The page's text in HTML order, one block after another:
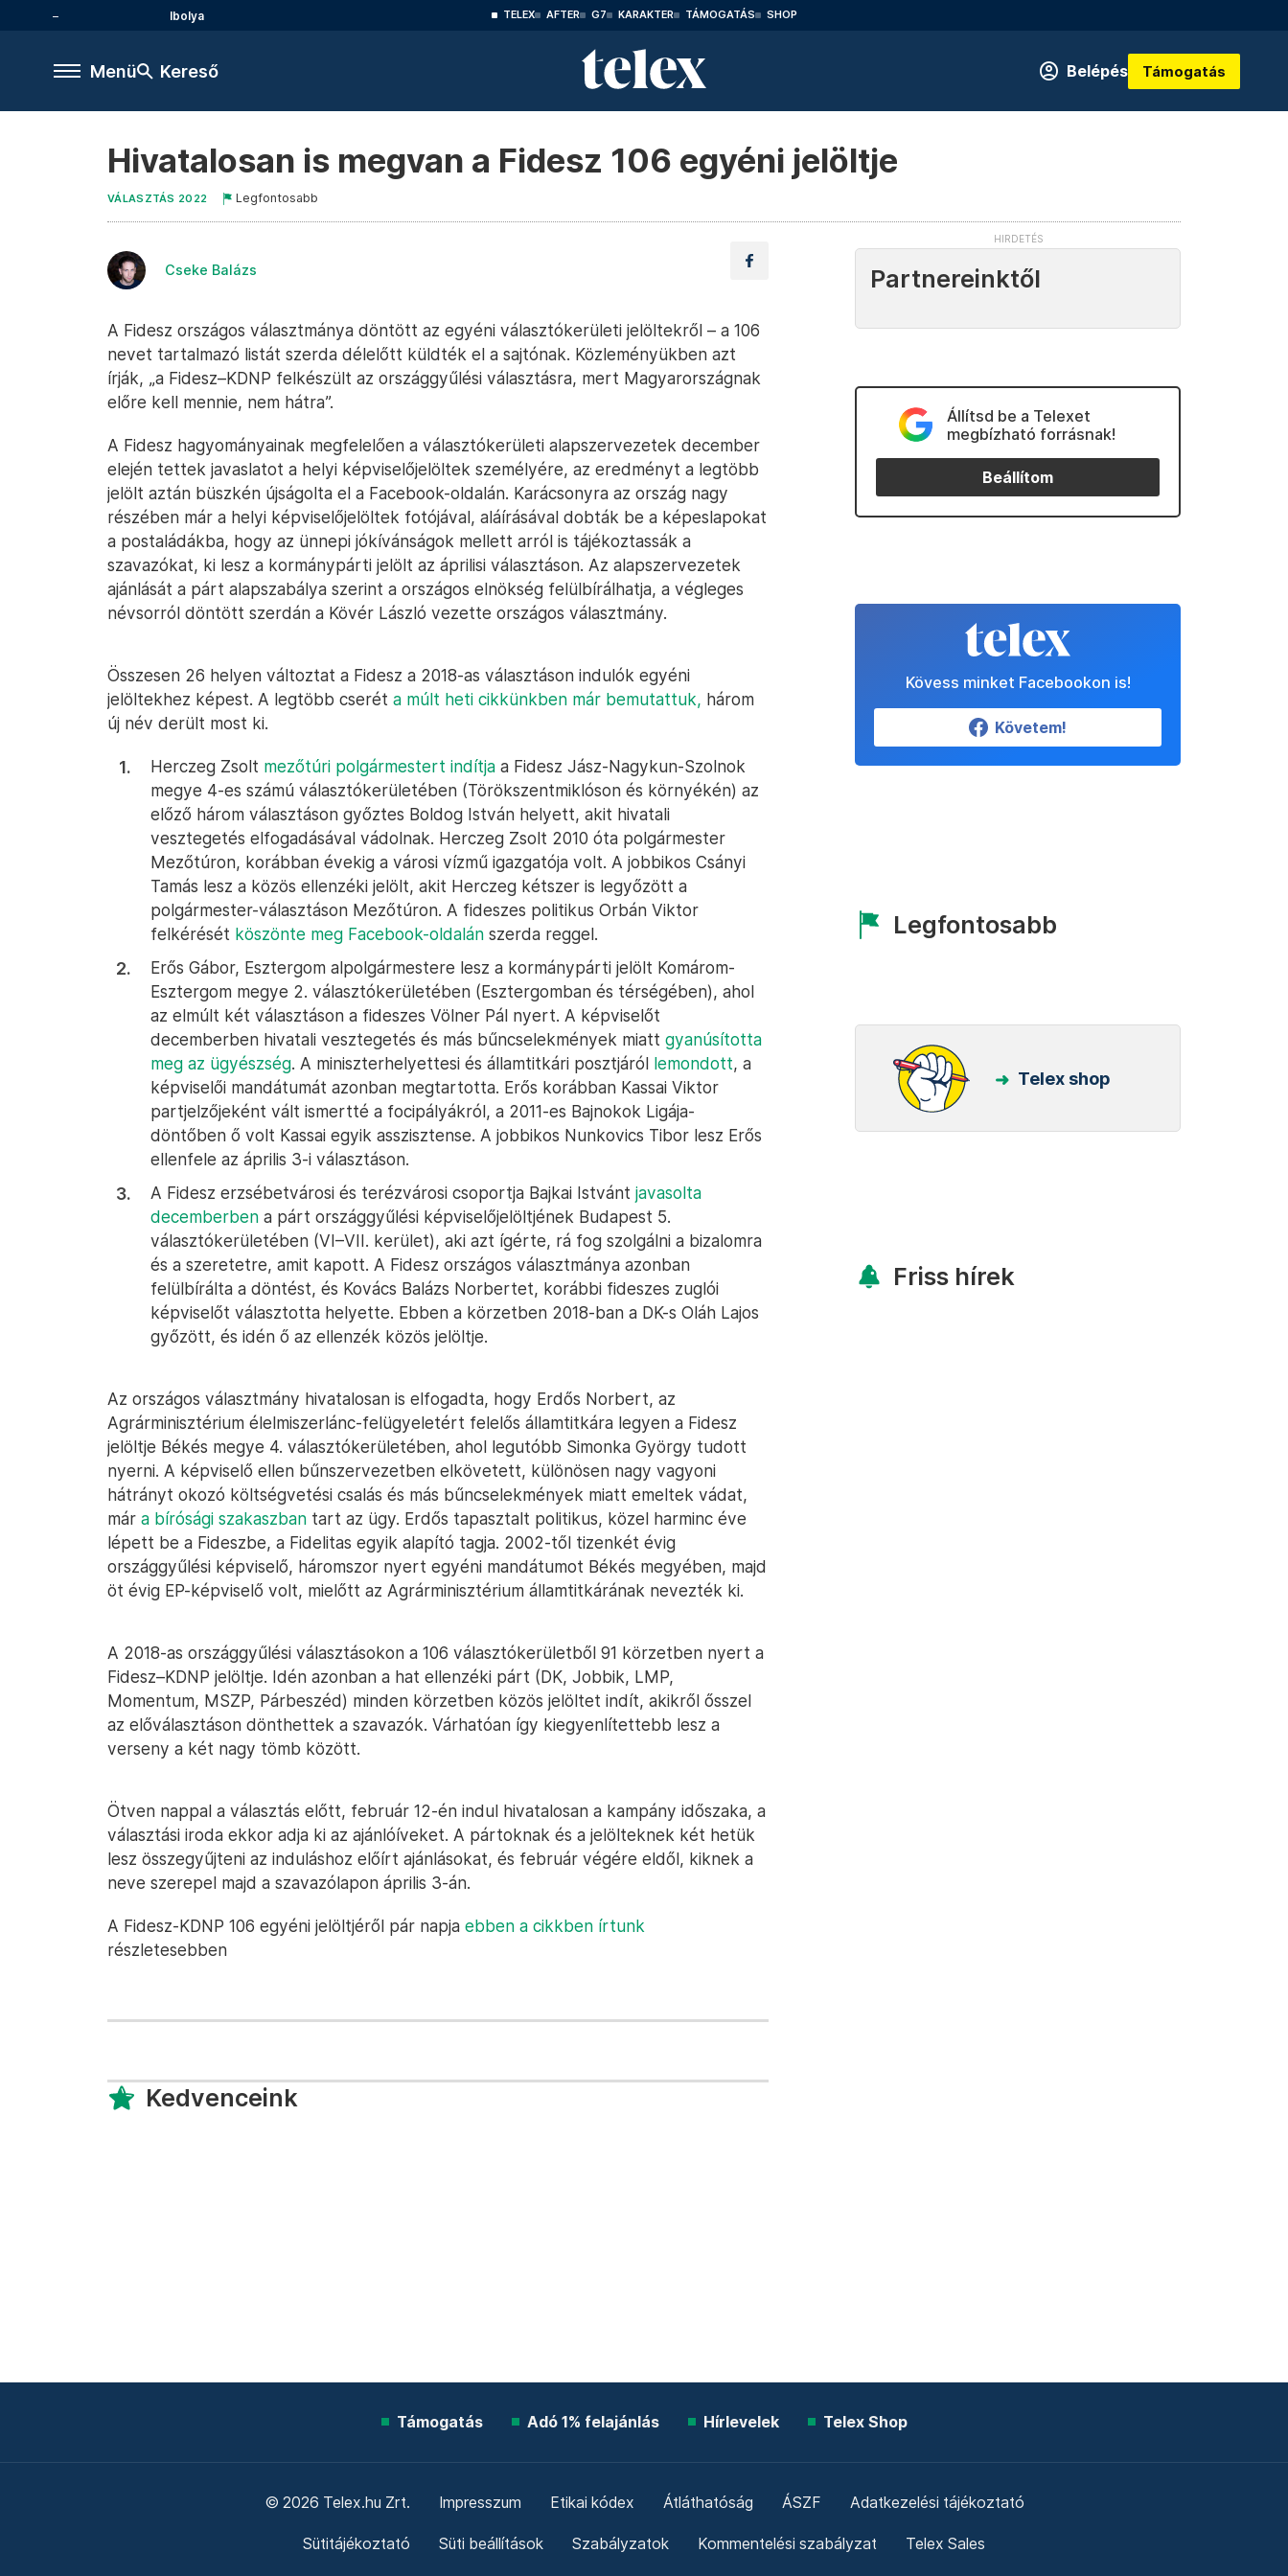
Ibolya TELEX AFTER G7 KARAKTER TÁMOGATÁS SHOP
Menü Kereső Belépés Támogatás
Hivatalosan is megvan a Fidesz 106 egyéni jelöltje
VÁLASZTÁS 2022 Legfontosabb
Cseke Balázs
A Fidesz országos választmánya döntött az egyéni választókerületi jelöltekről – a 106
nevet tartalmazó listát szerda délelőtt küldték el a sajtónak. Közleményükben azt
írják, „a Fidesz–KDNP felkészült az országgyűlési választásra, mert Magyarországnak
előre kell mennie, nem hátra”.
A Fidesz hagyományainak megfelelően a választókerületi alapszervezetek december
elején tettek javaslatot a helyi képviselőjelöltek személyére, az eredményt a legtöbb
jelölt aztán büszkén újságolta el a Facebook-oldalán. Karácsonyra az ország nagy
részében már a helyi képviselőjelöltek fotójával, aláírásával dobták be a képeslapokat
a postaládákba, hogy az ünnepi jókívánságok mellett arról is tájékoztassák a
szavazókat, ki lesz a kormánypárti jelölt az áprilisi választáson. Az alapszervezetek
ajánlását a párt alapszabálya szerint a országos elnökség felülbírálhatja, a végleges
névsorról döntött szerdán a Kövér László vezette országos választmány.
Összesen 26 helyen változtat a Fidesz a 2018-as választáson indulók egyéni
jelöltekhez képest. A legtöbb cserét a múlt heti cikkünkben már bemutattuk, három
új név derült most ki.
Herczeg Zsolt mezőtúri polgármestert indítja a Fidesz Jász-Nagykun-Szolnok
megye 4-es számú választókerületében (Törökszentmiklóson és környékén) az
előző három választáson győztes Boldog István helyett, akit hivatali
vesztegetés elfogadásával vádolnak. Herczeg Zsolt 2010 óta polgármester
Mezőtúron, korábban évekig a városi vízmű igazgatója volt. A jobbikos Csányi
Tamás lesz a közös ellenzéki jelölt, akit Herczeg kétszer is legyőzött a
polgármester-választáson Mezőtúron. A fideszes politikus Orbán Viktor
felkérését köszönte meg Facebook-oldalán szerda reggel.
Erős Gábor, Esztergom alpolgármestere lesz a kormánypárti jelölt Komárom-
Esztergom megye 2. választókerületében (Esztergomban és térségében), ahol
az elmúlt két választáson a fideszes Völner Pál nyert. A képviselőt
decemberben hivatali vesztegetés és más bűncselekmények miatt gyanúsította
meg az ügyészség. A miniszterhelyettesi és államtitkári posztjáról lemondott, a
képviselői mandátumát azonban megtartotta. Erős korábban Kassai Viktor
partjelzőjeként vált ismertté a focipályákról, a 2011-es Bajnokok Ligája-
döntőben ő volt Kassai egyik asszisztense. A jobbikos Nunkovics Tibor lesz Erős
ellenfele az április 3-i választáson.
A Fidesz erzsébetvárosi és terézvárosi csoportja Bajkai Istvánt javasolta
decemberben a párt országgyűlési képviselőjelöltjének Budapest 5.
választókerületében (VI–VII. kerület), aki azt ígérte, rá fog szolgálni a bizalomra
és a szeretetre, amit kapott. A Fidesz országos választmánya azonban
felülbírálta a döntést, és Kovács Balázs Norbertet, korábbi fideszes zuglói
képviselőt választotta helyette. Ebben a körzetben 2018-ban a DK-s Oláh Lajos
győzött, és idén ő az ellenzék közös jelöltje.
Az országos választmány hivatalosan is elfogadta, hogy Erdős Norbert, az
Agrárminisztérium élelmiszerlánc-felügyeletért felelős államtitkára legyen a Fidesz
jelöltje Békés megye 4. választókerületében, ahol legutóbb Simonka György tudott
nyerni. A képviselő ellen bűnszervezetben elkövetett, különösen nagy vagyoni
hátrányt okozó költségvetési csalás és más bűncselekmények miatt emeltek vádat,
már a bírósági szakaszban tart az ügy. Erdős tapasztalt politikus, közel harminc éve
lépett be a Fideszbe, a Fidelitas egyik alapító tagja. 2002-től tizenkét évig
országgyűlési képviselő, háromszor nyert egyéni mandátumot Békés megyében, majd
öt évig EP-képviselő volt, mielőtt az Agrárminisztérium államtitkárának nevezték ki.
A 2018-as országgyűlési választásokon a 106 választókerületből 91 körzetben nyert a
Fidesz–KDNP jelöltje. Idén azonban a hat ellenzéki párt (DK, Jobbik, LMP,
Momentum, MSZP, Párbeszéd) minden körzetben közös jelöltet indít, akikről ősszel
az előválasztáson dönthettek a szavazók. Várhatóan így kiegyenlítettebb lesz a
verseny a két nagy tömb között.
Ötven nappal a választás előtt, február 12-én indul hivatalosan a kampány időszaka, a
választási iroda ekkor adja ki az ajánlóíveket. A pártoknak és a jelölteknek két hetük
lesz összegyűjteni az induláshoz előírt ajánlásokat, és február végére eldől, kiknek a
neve szerepel majd a szavazólapon április 3-án.
A Fidesz-KDNP 106 egyéni jelöltjéről pár napja ebben a cikkben írtunk
részletesebben
Kedvenceink
Partnereinktől
Állítsd be a Telexet
megbízható forrásnak!
Beállítom
Kövess minket Facebookon is!
Követem!
Legfontosabb
Telex shop
Friss hírek
Támogatás Adó 1% felajánlás Hírlevelek Telex Shop
© 2026 Telex.hu Zrt. Impresszum Etikai kódex Átláthatóság ÁSZF Adatkezelési tájékoztató
Sütitájékoztató Süti beállítások Szabályzatok Kommentelési szabályzat Telex Sales